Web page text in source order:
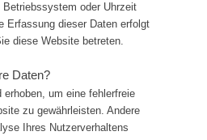
oder Uhrzeit
Erfassung dieser Daten erfolgt
diese Website betreten.
Daten?
erhoben, um eine fehlerfreie
zu gewährleisten. Andere
Ihres Nutzerverhaltens